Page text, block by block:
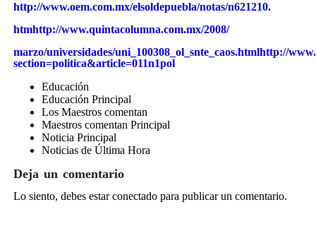
http://www.oem.com.mx/elsoldepuebla/notas/n621210.
htmhttp://www.quintacolumna.com.mx/2008/
marzo/universidades/uni_100308_ol_snte_caos.htmlhttp://
section=politica&article=011n1pol
Educación
Educación Principal
Los Maestros comentan
Maestros comentan Principal
Noticia Principal
Noticias de Última Hora
Deja un comentario
Lo siento, debes estarconectadopara publicar un comentario.